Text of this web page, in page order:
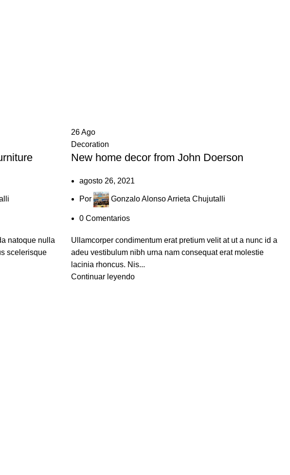
natoque nulla
scelerisque
26Ago
Decoration
New home decor from John Doerson
agosto 26, 2021
Por Gonzalo Alonso Arrieta Chujutalli
0 Comentarios
Ullamcorper condimentum erat pretium velit at ut a nunc id a
adeu vestibulum nibh urna nam consequat erat molestie
lacinia rhoncus. Nis...
Continuar leyendo